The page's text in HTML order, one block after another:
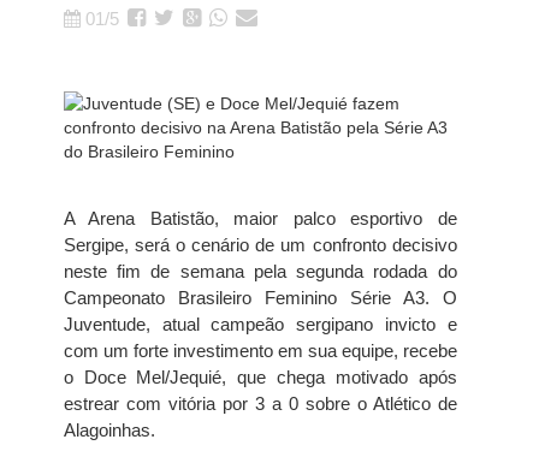
01/5
A Arena Batistão, maior palco esportivo de
Sergipe, será o cenário de um confronto decisivo
neste fim de semana pela segunda rodada do
Campeonato Brasileiro Feminino Série A3. O
Juventude, atual campeão sergipano invicto e
com um forte investimento em sua equipe, recebe
o Doce Mel/Jequié, que chega motivado após
estrear com vitória por 3 a 0 sobre o Atlético de
Alagoinhas.